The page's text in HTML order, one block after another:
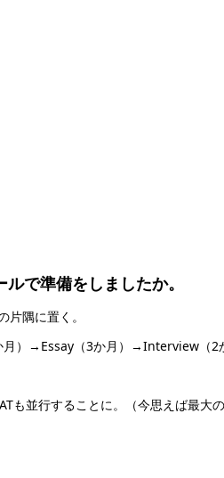
で準備をしましたか。
隅に置く。
月）→Essay（3か月）→Interview（2
も並行することに。（今思えば最大